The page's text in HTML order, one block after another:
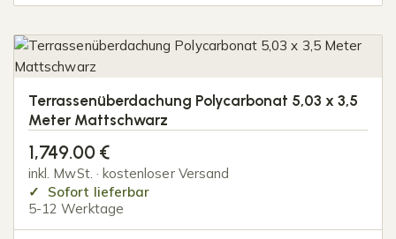
Terrassenüberdachung Polycarbonat 5,03 x 3,5
Meter Mattschwarz
1,749.00 €
inkl. MwSt. · kostenloser Versand
Sofort lieferbar
5-12 Werktage